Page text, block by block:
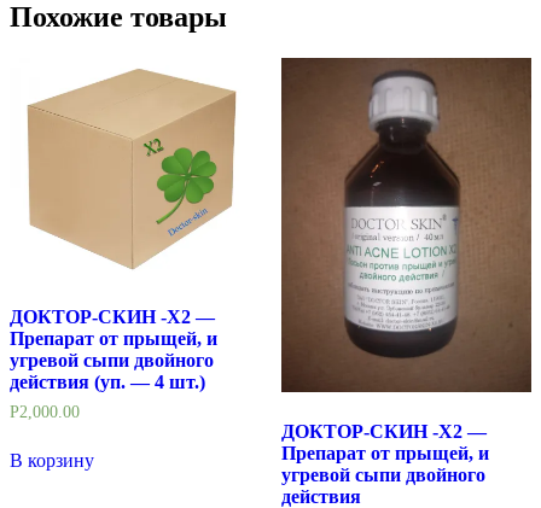
Похожие товары
ДОКТОР-СКИН -X2 —
Препарат от прыщей, и
угревой сыпи двойного
действия (уп. — 4 шт.)
Р2,000.00
В корзину
ДОКТОР-СКИН -X2 —
Препарат от прыщей, и
угревой сыпи двойного
действия